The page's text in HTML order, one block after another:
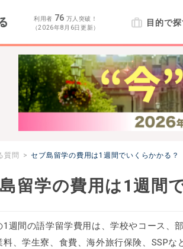
利用者 76 万人突破！
（2026年8月6日更新）
目的で
質問 セブ島留学の費用は1週間でいくらかかる？
留学の費用は1週間
1週間の語学留学費用は、学校やコース、
料、学生寮、食費、海外旅行保険、SSP